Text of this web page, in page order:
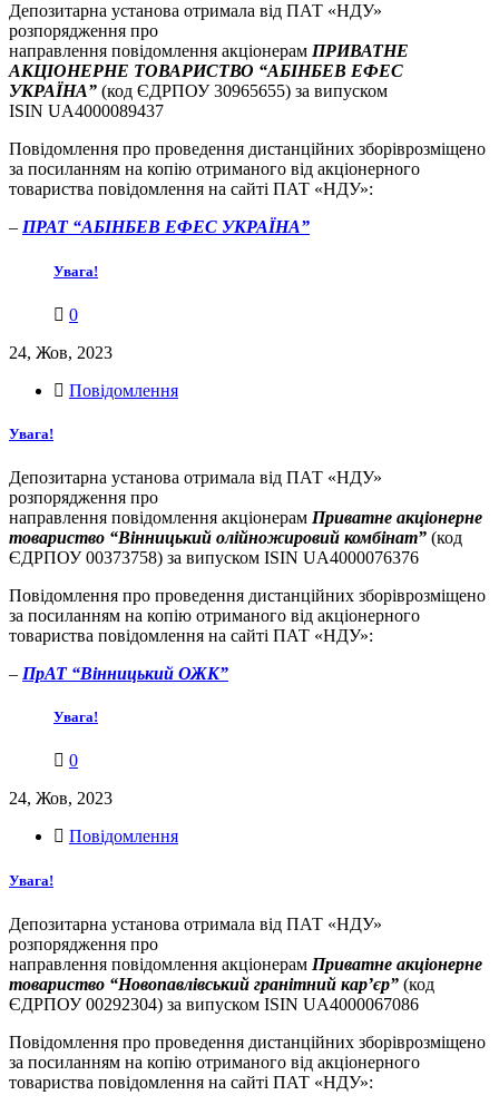
Депозитарна установа отримала від ПАТ «НДУ»
розпорядження про
направлення повідомлення акціонерам ПРИВАТНЕ
АКЦІОНЕРНЕ ТОВАРИСТВО “АБІНБЕВ ЕФЕС
УКРАЇНА” (код ЄДРПОУ 30965655) за випуском
ISIN UA4000089437
Повідомлення про проведення дистанційних зборіврозміщено
за посиланням на копію отриманого від акціонерного
товариства повідомлення на сайті ПАТ «НДУ»:
– ПРАТ “АБІНБЕВ ЕФЕС УКРАЇНА”
Увага!
0
24, Жов, 2023
Повідомлення
Увага!
Депозитарна установа отримала від ПАТ «НДУ»
розпорядження про
направлення повідомлення акціонерам Приватне акціонерне
товариство “Вінницький олійножировий комбінат” (код
ЄДРПОУ 00373758) за випуском ISIN UA4000076376
Повідомлення про проведення дистанційних зборіврозміщено
за посиланням на копію отриманого від акціонерного
товариства повідомлення на сайті ПАТ «НДУ»:
– ПрАТ “Вінницький ОЖК”
Увага!
0
24, Жов, 2023
Повідомлення
Увага!
Депозитарна установа отримала від ПАТ «НДУ»
розпорядження про
направлення повідомлення акціонерам Приватне акціонерне
товариство “Новопавлівський гранітний кар’єр” (код
ЄДРПОУ 00292304) за випуском ISIN UA4000067086
Повідомлення про проведення дистанційних зборіврозміщено
за посиланням на копію отриманого від акціонерного
товариства повідомлення на сайті ПАТ «НДУ»: